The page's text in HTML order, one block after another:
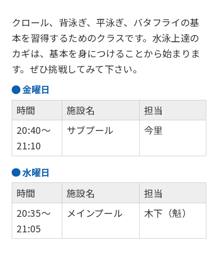
クロール、背泳ぎ、平泳ぎ、バタフライの基
本を習得するためのクラスです。水泳上達の
カギは、基本を身につけることから始まりま
す。ぜひ挑戦してみて下さい。
金曜日
時間
20:40～
21:10
施設名
サブプール
担当
今里
水曜日
時間
20:35～
21:05
施設名
メインプール
担当
木下（魁）